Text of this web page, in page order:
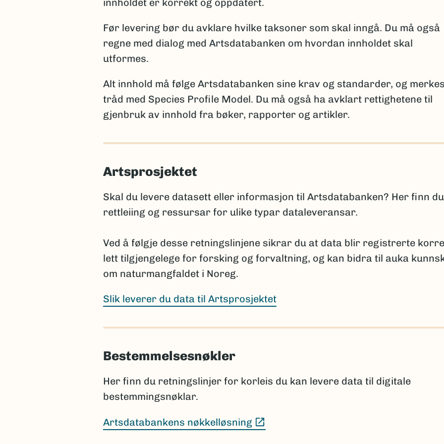
Merk:Kun én av disse opplysningene per takson skal brukes for å sikre entydig
statistikk. Et kommentarfelt kan brukes ved behov for ytterligere forklaringer.
Rapportering av arter nye for vitenskapen
litteraturreferanse der arten først ble beskrevet. Det er viktig å følge
International Code of Nomenclature for Algae, Fungi and Plants
International Code of Zoological Nomenclature
(Ekstern lenke)
Hvis navnet ennå ikke er publisert, oppgis arten med slektsnavn + “sp. nov.”. Det
publiseres i henhold til regelverket.
Prosjektet har ansvar for å informere Artsdatabanken når nye vitenskapelige
publiseres, selv om dette skjer lenge etter prosjektets slutt.
Sammenligning mot Artsdatabankens navneregister
Nortaxa gjennom listesøket.
Dette hjelper med å:
identifisere ny informasjon som bør vurderes for innlegging i
sikre at artsnavnene er konsistente med registrert informasjon.
innholdet er korrekt og oppdatert.
Før levering bør du avklare hvilke taksoner som skal inngå. Du må også
regne med dialog med Artsdatabanken om hvordan innholdet skal
utformes.
Alt innhold må følge Artsdatabanken sine krav og standarder, og
tråd med Species Profile Model. Du må også ha avklart rettighetene til
gjenbruk av innhold fra bøker, rapporter og artikler.
Artsprosjektet
Skal du levere datasett eller informasjon til Artsdatabanken? Her finn du
rettleiing og ressursar for ulike typar dataleveransar.
Ved å følgje desse retningslinjene sikrar du at data blir registrerte
lett tilgjengelege for forsking og forvaltning, og kan bidra til auka
om naturmangfaldet i Noreg.
Slik leverer du data til Artsprosjektet
Bestemmelsesnøkler
Her finn du retningslinjer for korleis du kan levere data til digitale
bestemmingsnøklar.
Artsdatabankens nøkkelløsning